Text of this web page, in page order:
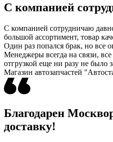
С компанией
С компанией сотрудничаю
большой ассортимент, товар
Один раз попался брак, но все
Менеджеры всегда на связи,
отгрузкой еще ни разу не было
Магазин автозапчастей
Благодарен
доставку!